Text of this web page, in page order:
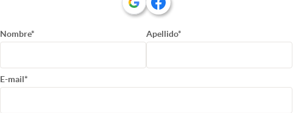
Nombre* Apellido*
E-mail*